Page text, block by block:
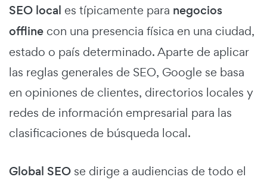
SEO local es típicamente para negocios
offline con una presencia física en una ciudad,
estado o país determinado. Aparte de aplicar
las reglas generales de SEO, Google se basa
en opiniones de clientes, directorios locales y
redes de información empresarial para las
clasificaciones de búsqueda local.
Global SEO se dirige a audiencias de todo el